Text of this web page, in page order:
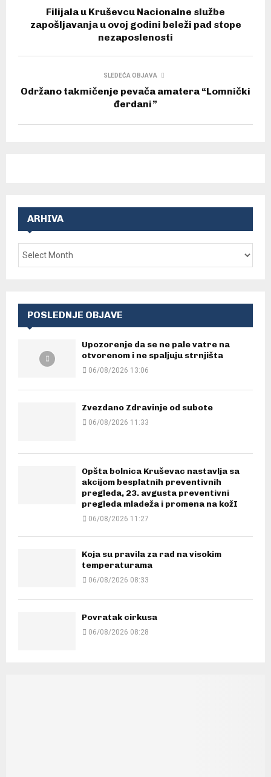
Filijala u Kruševcu Nacionalne službe
zapošljavanja u ovoj godini beleži pad stope
nezaposlenosti
SLEDEĆA OBJAVA
Održano takmičenje pevača amatera “Lomnički
đerdani”
ARHIVA
POSLEDNJE OBJAVE
Upozorenje da se ne pale vatre na
otvorenom i ne spaljuju strnjišta
06/08/2026 13:06
Zvezdano Zdravinje od subote
06/08/2026 11:33
Opšta bolnica Kruševac nastavlja sa
akcijom besplatnih preventivnih
pregleda, 23. avgusta preventivni
pregleda mladeža i promena na kožI
06/08/2026 11:27
Koja su pravila za rad na visokim
temperaturama
06/08/2026 08:33
Povratak cirkusa
06/08/2026 08:28